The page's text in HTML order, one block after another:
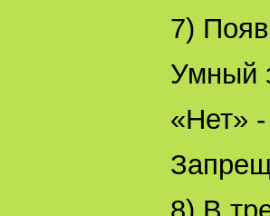
7)
Умный
«Нет»